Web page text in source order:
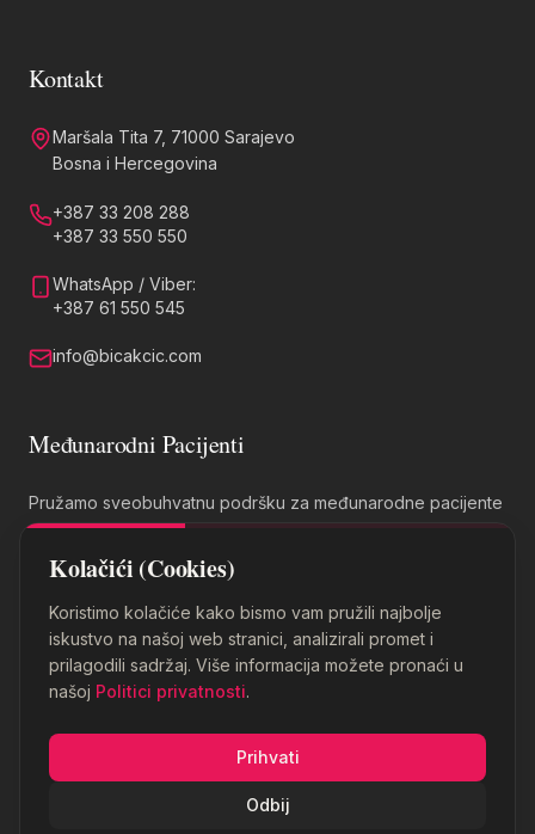
Kontakt
Maršala Tita 7, 71000 Sarajevo
Bosna i Hercegovina
+387 33 208 288
+387 33 550 550
WhatsApp / Viber:
+387 61 550 545
info@bicakcic.com
Međunarodni Pacijenti
Pružamo sveobuhvatnu podršku za međunarodne pacijente
na pet jezika.
© 1924-2026 Poliklinika Bičakčić. Sva prava zadržana.
Kolačići (Cookies)
Koristimo kolačiće kako bismo vam pružili najbolje
iskustvo na našoj web stranici, analizirali promet i
prilagodili sadržaj. Više informacija možete pronaći u
našoj Politici privatnosti.
Prihvati
Odbij